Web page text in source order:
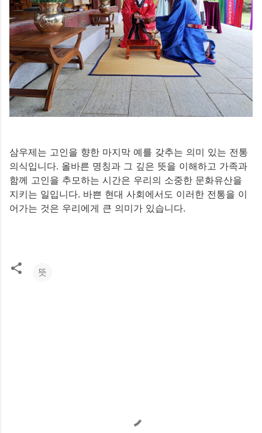
삼우제는 고인을 향한 마지막 예를 갖추는 의미 있는 전통
의식입니다. 올바른 명칭과 그 깊은 뜻을 이해하고 가족과
함께 고인을 추모하는 시간은 우리의 소중한 문화유산을
지키는 일입니다. 바쁜 현대 사회에서도 이러한 전통을 이
어가는 것은 우리에게 큰 의미가 있습니다.
뜻